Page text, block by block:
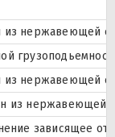
нержавеющей
нержавеющей
из нержавеющей
зависящее от